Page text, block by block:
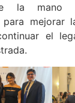
la mano
para
el